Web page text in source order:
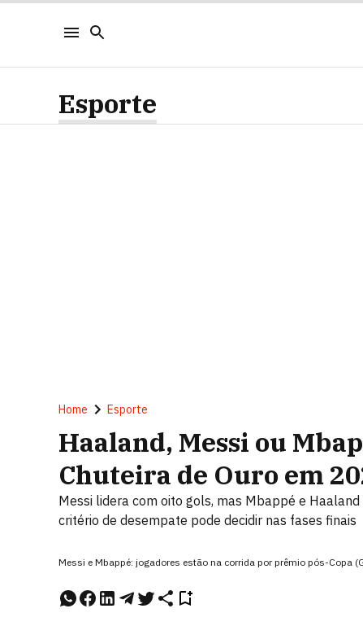
Esporte
Home Esporte
Haaland, Messi ou
Chuteira de Ouro em
Messi lidera com oito gols, mas Mbappé e
critério de desempate pode decidir nas fases finais
Messi e Mbappé: jogadores estão na corrida por prêmio pós-Copa